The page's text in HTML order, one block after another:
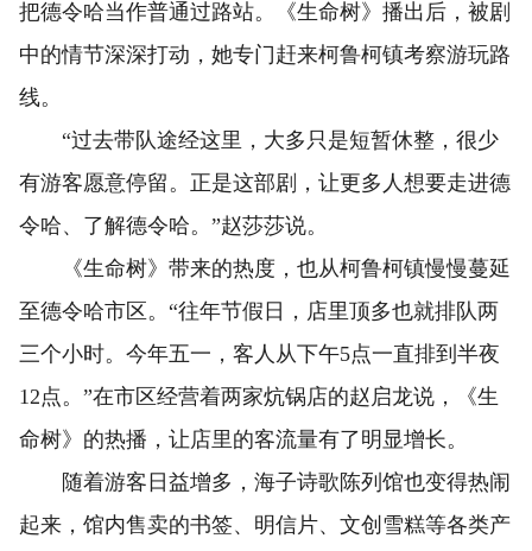
把德令哈当作普通过路站。《生命树》播出后，被剧
中的情节深深打动，她专门赶来柯鲁柯镇考察游玩路
线。
“过去带队途经这里，大多只是短暂休整，很少
有游客愿意停留。正是这部剧，让更多人想要走进德
令哈、了解德令哈。”赵莎莎说。
《生命树》带来的热度，也从柯鲁柯镇慢慢蔓延
至德令哈市区。“往年节假日，店里顶多也就排队两
三个小时。今年五一，客人从下午5点一直排到半夜
12点。”在市区经营着两家炕锅店的赵启龙说，《生
命树》的热播，让店里的客流量有了明显增长。
随着游客日益增多，海子诗歌陈列馆也变得热闹
起来，馆内售卖的书签、明信片、文创雪糕等各类产